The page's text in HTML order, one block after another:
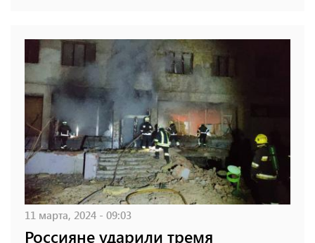
11 марта, 2024 - 09:03
Россияне ударили тремя